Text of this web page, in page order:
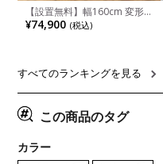
【設置無料】幅160cm 変形
半円 ダイニングテーブル モ
ルタル風 LENAS コンクリー
リア風 グレージュ
¥74,900 (税込)
すべてのランキングを見る
この商品のタグ
カラー